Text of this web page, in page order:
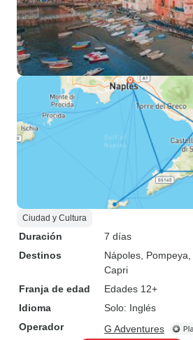
Ciudad y Cultura
Duración
7 días
Destinos
Nápoles , Pompeya
Capri
Franja de edad
Edades 12+
Idioma
Solo: Inglés
Operador
G Adventures